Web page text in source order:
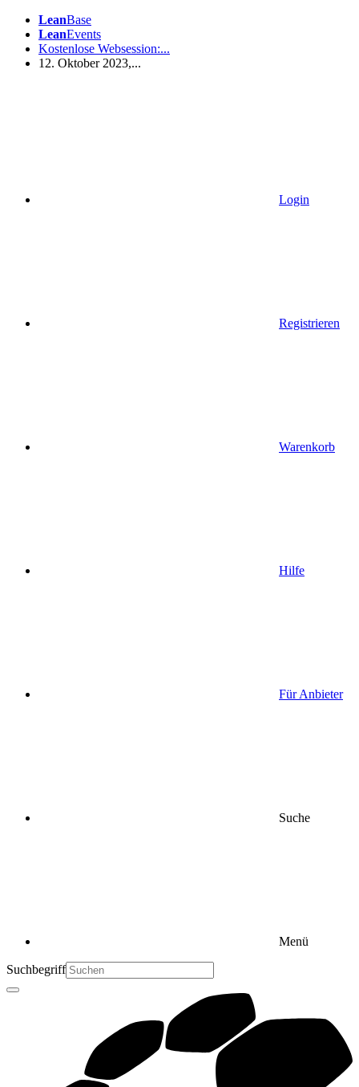
LeanBase
LeanEvents
Kostenlose Websession:...
12. Oktober 2023,...
Login
Registrieren
Warenkorb
Hilfe
Für Anbieter
Suche
Menü
Suchbegriff